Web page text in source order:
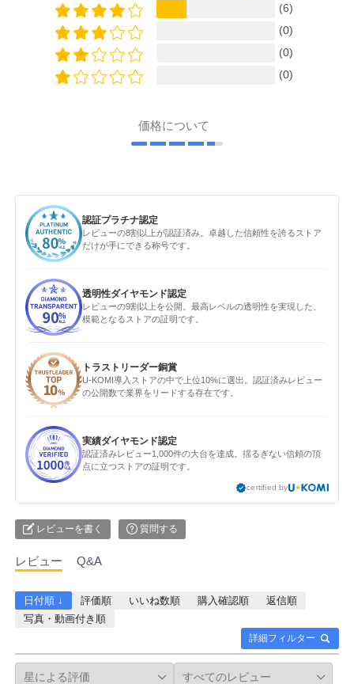
(6)
(0)
(0)
(0)
価格について
認証プラチナ認定
レビューの8割以上が認証済み。卓越した信頼性を誇るストア
だけが手にできる称号です。
透明性ダイヤモンド認定
レビューの9割以上を公開。最高レベルの透明性を実現した、
模範となるストアの証明です。
トラストリーダー銅賞
U-KOMI導入ストアの中で上位10%に選出。認証済みレビュー
の公開数で業界をリードする存在です。
実績ダイヤモンド認定
認証済みレビュー1,000件の大台を達成。揺るぎない信頼の頂
点に立つストアの証明です。
certified by
レビューを書く 質問する
レビュー Q&A
詳細フィルター
日付順 ↓ 評価順 いいね数順 購入確認順
返信順
写真・動画付き順